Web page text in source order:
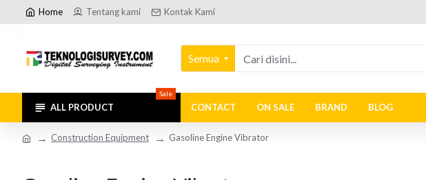
Home Tentang kami Kontak Kami
Semua
ALL PRODUCT
Sale
CONTACT ON SALE BRAND BLOG
Construction Equipment Gasoline Engine Vibrator